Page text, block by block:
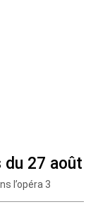
du 27 août
l’opéra 3